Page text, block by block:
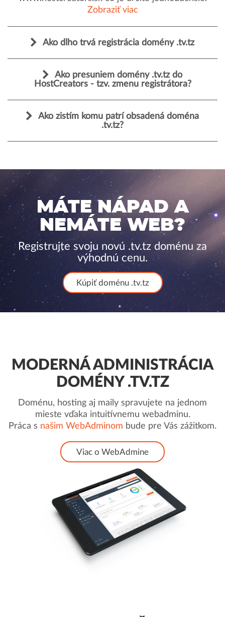
Zobraziť viac
Ako dlho trvá registrácia domény .tv.tz
Ako presuniem domény .tv.tz do
HostCreators - tzv. zmenu registrátora?
Ako zistím komu patrí obsadená doména
.tv.tz?
MÁTE NÁPAD A
NEMÁTE WEB?
Registrujte svoju novú .tv.tz doménu za
výhodnú cenu.
Kúpiť doménu .tv.tz
MODERNÁ ADMINISTRÁCIA
DOMÉNY .TV.TZ
Doménu, hosting aj maily spravujete na jednom
mieste vďaka intuitívnemu webadminu.
Práca s našim WebAdminom bude pre Vás zážitkom.
Viac o WebAdmine